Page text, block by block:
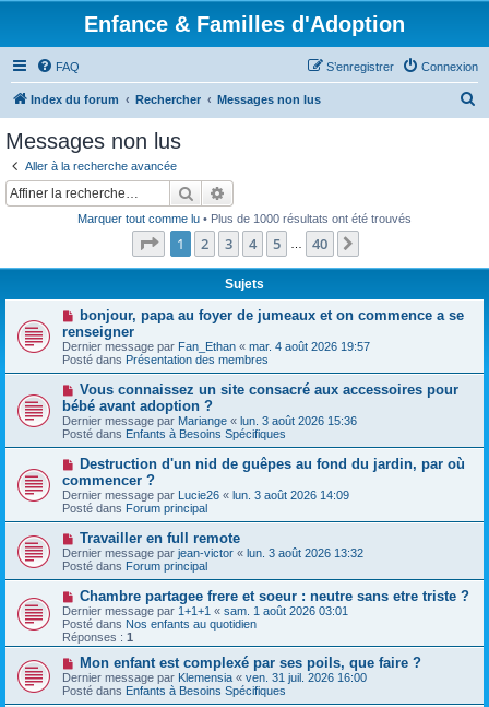
Enfance & Familles d'Adoption
FAQ Connexion
S’enregistrer
Index du forum Rechercher Messages non lus
Messages non lus
Aller à la recherche avancée
Rechercher
Marquer tout comme lu • Plus de 1000 résultats ont été trouvés
Page 1sur40
1 2 3 4 5 40
Sujets
N
u
v
e
a
u
m
e
s
a
g
e
bonjour, papa au foyer de jumeaux et on commence a se
renseigner
Dernier message par Fan_Ethan « mar. 4 août 2026 19:57
Posté dans Présentation des membres
N
o
u
v
e
a
m
e
s
a
e
Vous connaissez un site consacré aux accessoires pour
bébé avant adoption ?
Dernier message par Mariange « lun. 3 août 2026 15:36
Posté dans Enfants à Besoins Spécifiques
N
u
v
e
a
m
e
s
s
g
e
Destruction d'un nid de guêpes au fond du jardin, par où
commencer ?
Dernier message par Lucie26 « lun. 3 août 2026 14:09
Posté dans Forum principal
N
o
u
v
a
u
m
e
s
a
g
Travailler en full remote
Dernier message par jean-victor « lun. 3 août 2026 13:32
Posté dans Forum principal
N
o
u
v
e
a
u
m
e
Chambre partagee frere et soeur : neutre sans etre triste ?
Dernier message par 1+1+1 « sam. 1 août 2026 03:01
Posté dans Nos enfants au quotidien
Réponses : 1
N
o
u
v
Mon enfant est complexé par ses poils, que faire ?
Dernier message par Klemensia « ven. 31 juil. 2026 16:00
Posté dans Enfants à Besoins Spécifiques